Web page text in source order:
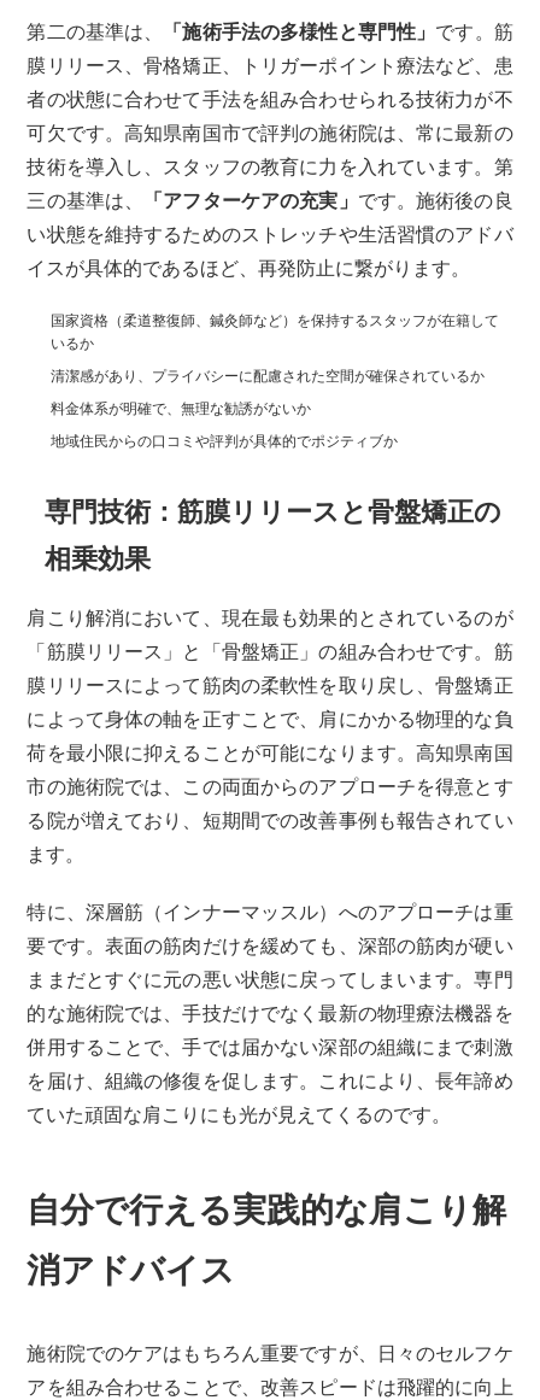
第二の基準は、 「施術手法の多様性と専門性」 です。筋
膜リリース、骨格矯正、トリガーポイント療法など、患
者の状態に合わせて手法を組み合わせられる技術力が不
可欠です。高知県南国市で評判の施術院は、常に最新の
技術を導入し、スタッフの教育に力を入れています。第
三の基準は、
「アフターケアの充実」 です。施術後の良
い状態を維持するためのストレッチや生活習慣のアドバ
イスが具体的であるほど、再発防止に繋がります。
国家資格（柔道整復師、鍼灸師など）を保持するスタッフが在籍して
いるか
清潔感があり、プライバシーに配慮された空間が確保されているか
料金体系が明確で、無理な勧誘がないか
地域住民からの口コミや評判が具体的でポジティブか
専門技術：筋膜リリースと骨盤矯正の
相乗効果
肩こり解消において、現在最も効果的とされているのが
「筋膜リリース」と「骨盤矯正」の組み合わせです。筋
膜リリースによって筋肉の柔軟性を取り戻し、骨盤矯正
によって身体の軸を正すことで、肩にかかる物理的な負
荷を最小限に抑えることが可能になります。高知県南国
市の施術院では、この両面からのアプローチを得意とす
る院が増えており、短期間での改善事例も報告されてい
ます。
特に、深層筋（インナーマッスル）へのアプローチは重
要です。表面の筋肉だけを緩めても、深部の筋肉が硬い
ままだとすぐに元の悪い状態に戻ってしまいます。専門
的な施術院では、手技だけでなく最新の物理療法機器を
併用することで、手では届かない深部の組織にまで刺激
を届け、組織の修復を促します。これにより、長年諦め
ていた頑固な肩こりにも光が見えてくるのです。
自分で行える実践的な肩こり解
消アドバイス
施術院でのケアはもちろん重要ですが、日々のセルフケ
アを組み合わせることで、改善スピードは飛躍的に向上